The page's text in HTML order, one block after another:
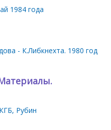
1984 года
- К.Либкнехта. 1980 год
Рубин